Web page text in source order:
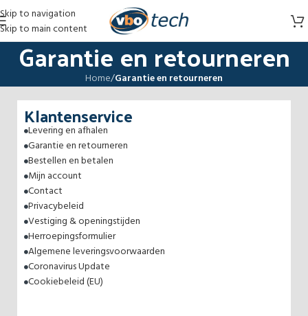
Skip to navigation
Skip to main content
Garantie en retourneren
Home/Garantie en retourneren
Klantenservice
Levering en afhalen
Garantie en retourneren
Bestellen en betalen
Mijn account
Contact
Privacybeleid
Vestiging & openingstijden
Herroepingsformulier
Algemene leveringsvoorwaarden
Coronavirus Update
Cookiebeleid (EU)